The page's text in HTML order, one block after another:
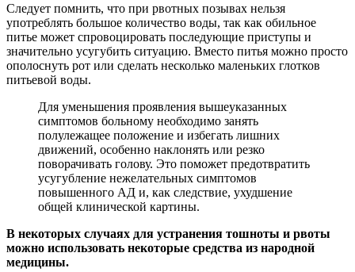
Следует помнить, что при рвотных позывах нельзя
употреблять большое количество воды, так как обильное
питье может спровоцировать последующие приступы и
значительно усугубить ситуацию. Вместо питья можно просто
ополоснуть рот или сделать несколько маленьких глотков
питьевой воды.
Для уменьшения проявления вышеуказанных
симптомов больному необходимо занять
полулежащее положение и избегать лишних
движений, особенно наклонять или резко
поворачивать голову. Это поможет предотвратить
усугубление нежелательных симптомов
повышенного АД и, как следствие, ухудшение
общей клинической картины.
В некоторых случаях для устранения тошноты и рвоты
можно использовать некоторые средства из народной
медицины.